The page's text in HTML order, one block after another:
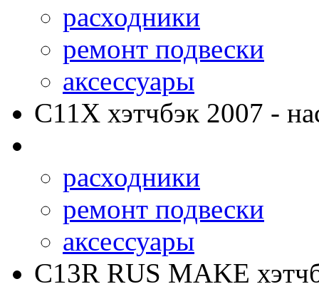
расходники
ремонт подвески
аксессуары
C11X хэтчбэк 2007 -
расходники
ремонт подвески
аксессуары
C13R RUS MAKE